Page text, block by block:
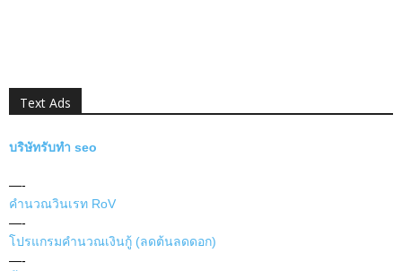
Text Ads
บริษัทรับทำ seo
—-
คำนวณวินเรท RoV
—-
โปรแกรมคำนวณเงินกู้ (ลดต้นลดดอก)
—-